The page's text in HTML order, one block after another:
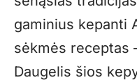
gaminius kepanti
sėkmės receptas
Daugelis šios